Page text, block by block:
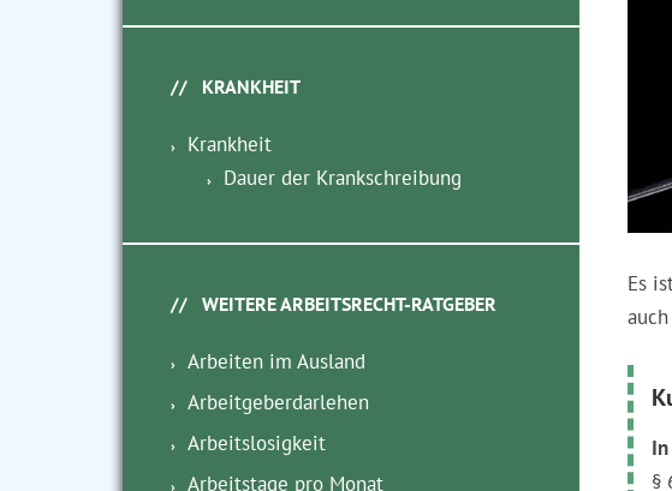
Es
§
KRANKHEIT
Krankheit
Dauer der Krankschreibung
WEITERE ARBEITSRECHT-RATGEBER
Arbeiten im Ausland
Arbeitgeberdarlehen
Arbeitslosigkeit
Arbeitstage pro Monat